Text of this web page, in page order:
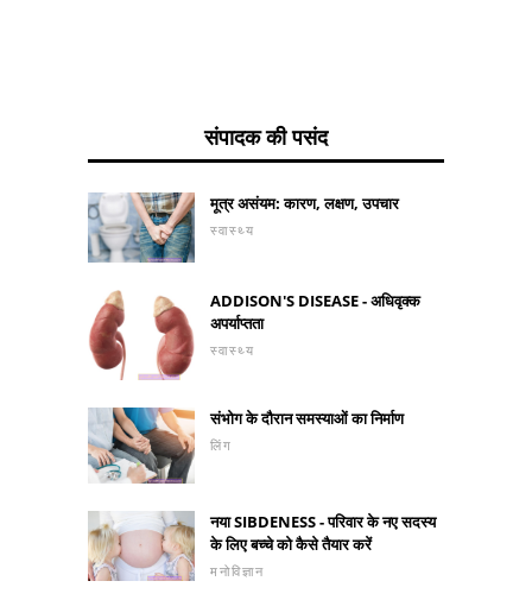
संपादक की पसंद
मूत्र असंयम: कारण, लक्षण, उपचार
स्वास्थ्य
ADDISON'S DISEASE - अधिवृक्क
अपर्याप्तता
स्वास्थ्य
संभोग के दौरान समस्याओं का निर्माण
लिंग
नया SIBDENESS - परिवार के नए सदस्य
के लिए बच्चे को कैसे तैयार करें
मनोविज्ञान